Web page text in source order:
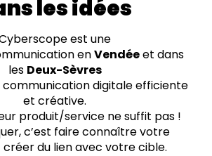
les idées
est une
enVendéeet dans
les Deux-Sèvres
communication digitale efficiente
et créative.
produit/service ne suffit pas !
c’est faire connaître votre
du lien avec votre cible.